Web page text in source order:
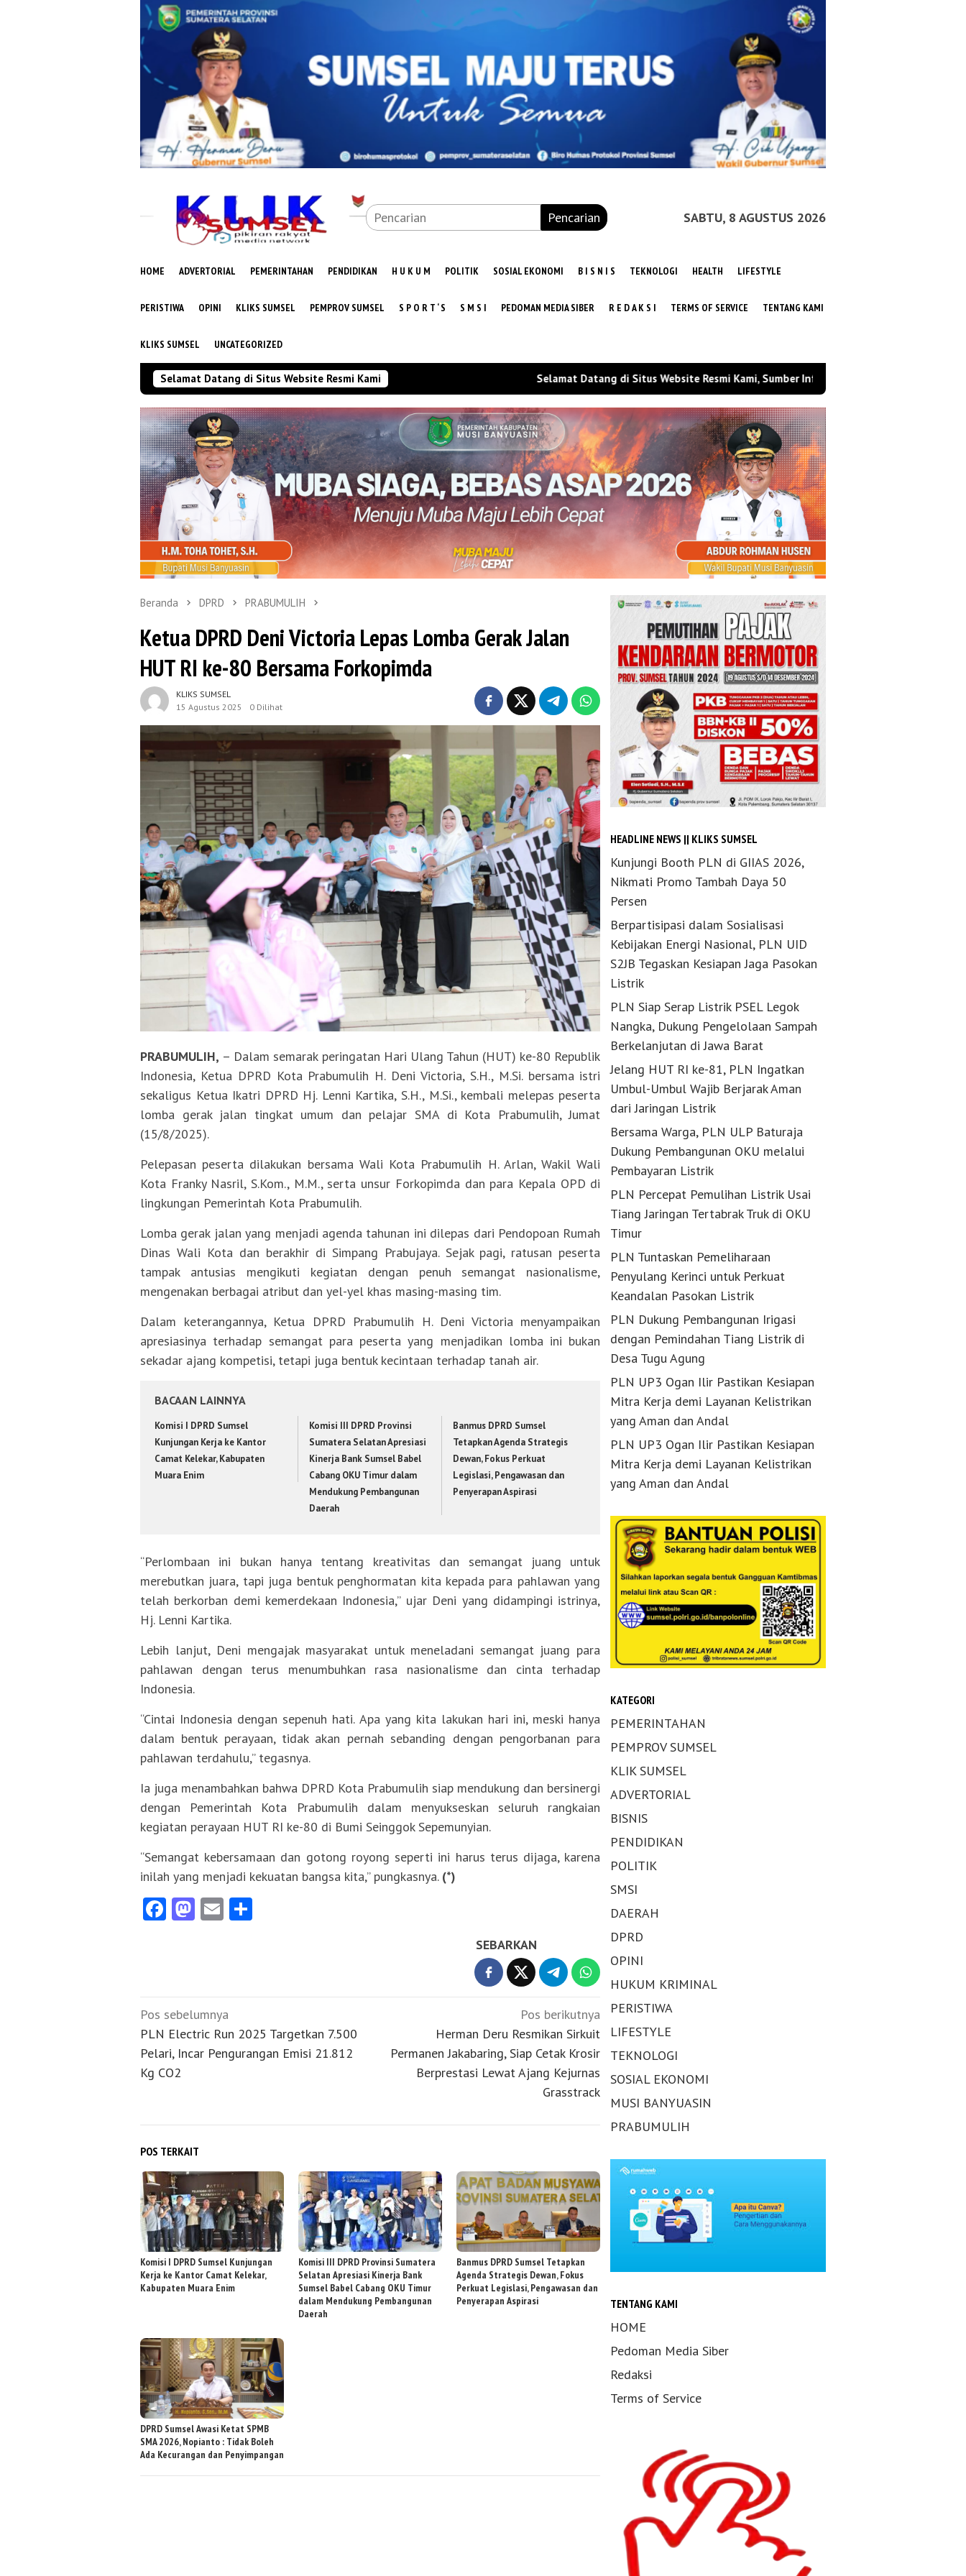
Pencarian SABTU, 8 AGUSTUS 2026
HOME ADVERTORIAL PEMERINTAHAN PENDIDIKAN H U K U M POLITIK SOSIAL EKONOMI B I S N I S TEKNOLOGI HEALTH LIFESTYLE
PERISTIWA OPINI KLIKS SUMSEL PEMPROV SUMSEL S P O R T ‘ S S M S I PEDOMAN MEDIA SIBER R E D A K S I TERMS OF SERVICE TENTANG KAMI
KLIKS SUMSEL UNCATEGORIZED
Selamat Datang di Situs Website Resmi Kami Selamat Datang di Situs Website Resmi Kami, Sumber Informasi Berita Berbasis Digital Masa
Beranda DPRD PRABUMULIH
Ketua DPRD Deni Victoria Lepas Lomba Gerak Jalan
HUT RI ke-80 Bersama Forkopimda
KLIKS SUMSEL
15 Agustus 2025
0 Dilihat
PRABUMULIH, – Dalam semarak peringatan Hari Ulang Tahun (HUT) ke-80 Republik
Indonesia, Ketua DPRD Kota Prabumulih H. Deni Victoria, S.H., M.Si. bersama istri
sekaligus Ketua Ikatri DPRD Hj. Lenni Kartika, S.H., M.Si., kembali melepas peserta
lomba gerak jalan tingkat umum dan pelajar SMA di Kota Prabumulih, Jumat
(15/8/2025).
Pelepasan peserta dilakukan bersama Wali Kota Prabumulih H. Arlan, Wakil Wali
Kota Franky Nasril, S.Kom., M.M., serta unsur Forkopimda dan para Kepala OPD di
lingkungan Pemerintah Kota Prabumulih.
Lomba gerak jalan yang menjadi agenda tahunan ini dilepas dari Pendopoan Rumah
Dinas Wali Kota dan berakhir di Simpang Prabujaya. Sejak pagi, ratusan peserta
tampak antusias mengikuti kegiatan dengan penuh semangat nasionalisme,
mengenakan berbagai atribut dan yel-yel khas masing-masing tim.
Dalam keterangannya, Ketua DPRD Prabumulih H. Deni Victoria menyampaikan
apresiasinya terhadap semangat para peserta yang menjadikan lomba ini bukan
sekadar ajang kompetisi, tetapi juga bentuk kecintaan terhadap tanah air.
BACAAN LAINNYA
Komisi I DPRD Sumsel
Kunjungan Kerja ke Kantor
Camat Kelekar, Kabupaten
Muara Enim
Komisi III DPRD Provinsi
Sumatera Selatan Apresiasi
Kinerja Bank Sumsel Babel
Cabang OKU Timur dalam
Mendukung Pembangunan
Daerah
Banmus DPRD Sumsel
Tetapkan Agenda Strategis
Dewan, Fokus Perkuat
Legislasi, Pengawasan dan
Penyerapan Aspirasi
“Perlombaan ini bukan hanya tentang kreativitas dan semangat juang untuk
merebutkan juara, tapi juga bentuk penghormatan kita kepada para pahlawan yang
telah berkorban demi kemerdekaan Indonesia,” ujar Deni yang didampingi istrinya,
Hj. Lenni Kartika.
Lebih lanjut, Deni mengajak masyarakat untuk meneladani semangat juang para
pahlawan dengan terus menumbuhkan rasa nasionalisme dan cinta terhadap
Indonesia.
“Cintai Indonesia dengan sepenuh hati. Apa yang kita lakukan hari ini, meski hanya
dalam bentuk perayaan, tidak akan pernah sebanding dengan pengorbanan para
pahlawan terdahulu,” tegasnya.
Ia juga menambahkan bahwa DPRD Kota Prabumulih siap mendukung dan bersinergi
dengan Pemerintah Kota Prabumulih dalam menyukseskan seluruh rangkaian
kegiatan perayaan HUT RI ke-80 di Bumi Seinggok Sepemunyian.
“Semangat kebersamaan dan gotong royong seperti ini harus terus dijaga, karena
inilah yang menjadi kekuatan bangsa kita,” pungkasnya. (*)
Facebook
Mastodon
Email
SEBARKAN
Navigasi
pos
Pos sebelumnya
PLN Electric Run 2025 Targetkan 7.500
Pelari, Incar Pengurangan Emisi 21.812
Kg CO2
Pos berikutnya
Herman Deru Resmikan Sirkuit
Permanen Jakabaring, Siap Cetak Krosir
Berprestasi Lewat Ajang Kejurnas
Grasstrack
POS TERKAIT
Komisi I DPRD Sumsel Kunjungan
Kerja ke Kantor Camat Kelekar,
Kabupaten Muara Enim
Komisi III DPRD Provinsi Sumatera
Selatan Apresiasi Kinerja Bank
Sumsel Babel Cabang OKU Timur
dalam Mendukung Pembangunan
Daerah
Banmus DPRD Sumsel Tetapkan
Agenda Strategis Dewan, Fokus
Perkuat Legislasi, Pengawasan dan
Penyerapan Aspirasi
DPRD Sumsel Awasi Ketat SPMB
SMA 2026, Nopianto : Tidak Boleh
Ada Kecurangan dan Penyimpangan
HEADLINE NEWS || KLIKS SUMSEL
Kunjungi Booth PLN di GIIAS 2026,
Nikmati Promo Tambah Daya 50
Persen
Berpartisipasi dalam Sosialisasi
Kebijakan Energi Nasional, PLN UID
S2JB Tegaskan Kesiapan Jaga Pasokan
Listrik
PLN Siap Serap Listrik PSEL Legok
Nangka, Dukung Pengelolaan Sampah
Berkelanjutan di Jawa Barat
Jelang HUT RI ke-81, PLN Ingatkan
Umbul-Umbul Wajib Berjarak Aman
dari Jaringan Listrik
Bersama Warga, PLN ULP Baturaja
Dukung Pembangunan OKU melalui
Pembayaran Listrik
PLN Percepat Pemulihan Listrik Usai
Tiang Jaringan Tertabrak Truk di OKU
Timur
PLN Tuntaskan Pemeliharaan
Penyulang Kerinci untuk Perkuat
Keandalan Pasokan Listrik
PLN Dukung Pembangunan Irigasi
dengan Pemindahan Tiang Listrik di
Desa Tugu Agung
PLN UP3 Ogan Ilir Pastikan Kesiapan
Mitra Kerja demi Layanan Kelistrikan
yang Aman dan Andal
PLN UP3 Ogan Ilir Pastikan Kesiapan
Mitra Kerja demi Layanan Kelistrikan
yang Aman dan Andal
KATEGORI
PEMERINTAHAN
PEMPROV SUMSEL
KLIK SUMSEL
ADVERTORIAL
BISNIS
PENDIDIKAN
POLITIK
SMSI
DAERAH
DPRD
OPINI
HUKUM KRIMINAL
PERISTIWA
LIFESTYLE
TEKNOLOGI
SOSIAL EKONOMI
MUSI BANYUASIN
PRABUMULIH
TENTANG KAMI
HOME
Pedoman Media Siber
Redaksi
Terms of Service